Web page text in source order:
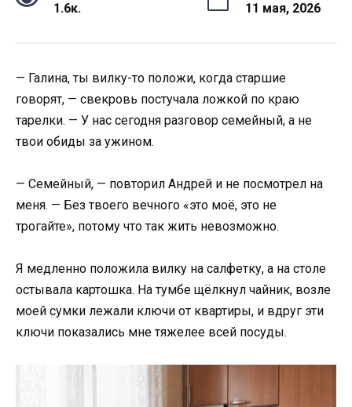
1.6к. 11 мая, 2026
— Галина, ты вилку-то положи, когда старшие
говорят, — свекровь постучала ложкой по краю
тарелки. — У нас сегодня разговор семейный, а не
твои обиды за ужином.
— Семейный, — повторил Андрей и не посмотрел на
меня. — Без твоего вечного «это моё, это не
трогайте», потому что так жить невозможно.
Я медленно положила вилку на салфетку, а на столе
остывала картошка. На тумбе щёлкнул чайник, возле
моей сумки лежали ключи от квартиры, и вдруг эти
ключи показались мне тяжелее всей посуды.